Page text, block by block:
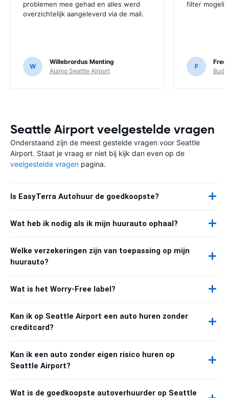
problemen mee gehad en alles werd
overzichtelijk aangeleverd via de mail.
W
Willebrordus Menting
Alamo Seattle Airport
filter
F
Fred
Seattle Airport veelgestelde vragen
Onderstaand zijn de meest gestelde vragen voor Seattle
Airport. Staat je vraag er niet bij kijk dan even op de
veelgestelde vragen pagina.
Is EasyTerra Autohuur de goedkoopste?
Wat heb ik nodig als ik mijn huurauto ophaal?
Welke verzekeringen zijn van toepassing op mijn
huurauto?
Wat is het Worry-Free label?
Kan ik op Seattle Airport een auto huren zonder
creditcard?
Kan ik een auto zonder eigen risico huren op
Seattle Airport?
Wat is de goedkoopste autoverhuurder op Seattle